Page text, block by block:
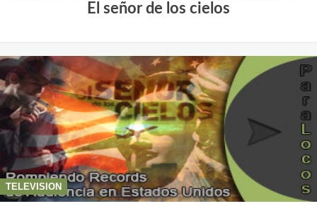
El señor de los cielos
TELEVISION